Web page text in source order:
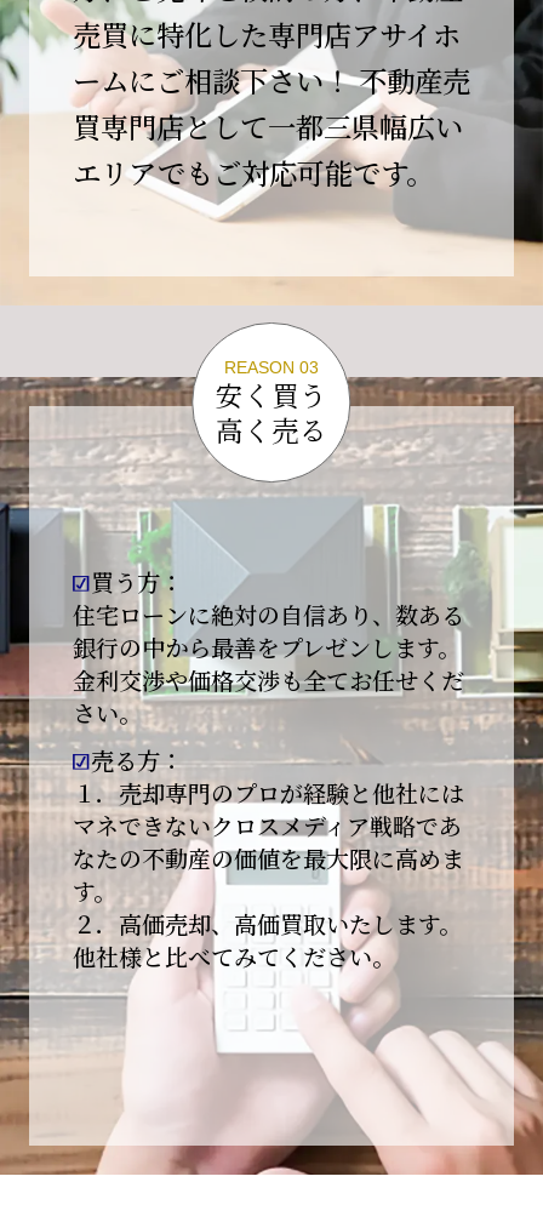
この節目を無事に迎えることができましたの
は、日頃よりご愛顧いただいているお客様、お
力添えをいただいている取引先の皆様、そして
支えてくださったすべての関係者の皆様のおか
げであり、心より深く感謝申し上げます。
10年という年月の中で、多くのご縁と学びをい
ただき、今日の当社があります。
しかしながら、10周年は通過点にすぎません。
る企業へと成長してまいります。
変化の激しい時代だからこそ、初心を忘れず、
挑戦を続け、社会に必要とされる存在であり続
けることをお約束いたします。
今後とも変わらぬご支援、ご指導を賜りますよ
う、何卒よろしくお願い申し上げます。
2026-01-09
【新年あけましておめでとうございます】
本日より始業いたしました。
昨年は多くのご縁とご支援をいただき、心より
感謝申し上げます。
本年も地域に根ざし、誠実な仕事を積み重ねて
参ります。
引き続きどうぞよろしくお願いいたします。
2025-12-20
【年末年始休業のお知らせ】
平素は格別のご愛顧を賜り、誠にありがとうご
下記期間を年末年始休業とさせて頂きます。
2025年12月25日(木)～2026年1月8日(木)
売買に特化した専門店アサイホ
ームにご相談下さい！ 不動産売
買専門店として一都三県幅広い
エリアでもご対応可能です。
REASON 03
安く買う
高く売る
買う方：
住宅ローンに絶対の自信あり、数ある
銀行の中から最善をプレゼンします。
金利交渉や価格交渉も全てお任せくだ
さい。
売る方：
１．売却専門のプロが経験と他社には
マネできないクロスメディア戦略であ
なたの不動産の価値を最大限に高めま
す。
２．高価売却、高価買取いたします。
他社様と比べてみてください。